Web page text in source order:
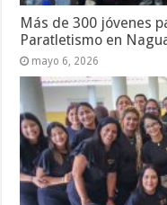
Más de 300 jóvenes
Paratletismo en
mayo 6, 2026